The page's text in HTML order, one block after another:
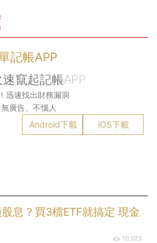
記帳APP
竄起記帳APP
迅速找出財務漏洞
廣告、不惱人
Android下載 iOS下載
息？買3檔ETF就搞定 現金
10,023